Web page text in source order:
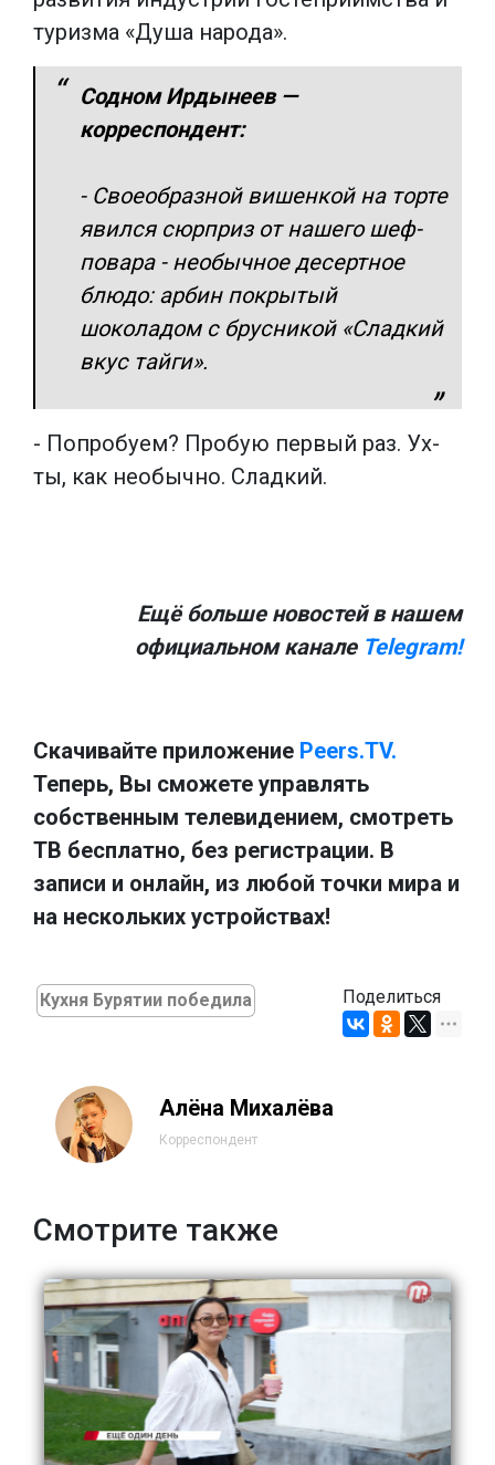
туризма «Душа народа».
Содном Ирдынеев —
корреспондент:
- Своеобразной вишенкой на торте
явился сюрприз от нашего шеф-
повара - необычное десертное
блюдо: арбин покрытый
шоколадом с брусникой «Сладкий
вкус тайги».
- Попробуем? Пробую первый раз. Ух-
ты, как необычно. Сладкий.
Ещё больше новостей в нашем
официальном канале Telegram!
Скачивайте приложение Peers.TV.
Теперь, Вы сможете управлять
собственным телевидением, смотреть
ТВ бесплатно, без регистрации. В
записи и онлайн, из любой точки мира и
на нескольких устройствах!
Кухня Бурятии победила Поделиться
Алёна Михалёва
Корреспондент
Смотрите также